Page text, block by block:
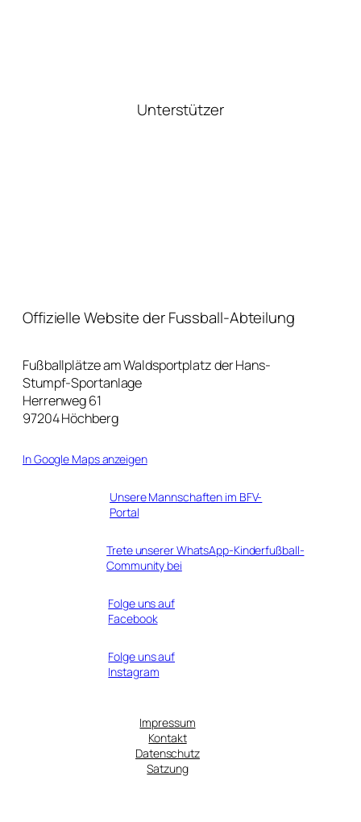
Unterstützer
Offizielle Website der Fussball-Abteilung
Fußballplätze am Waldsportplatz der Hans-
Stumpf-Sportanlage
Herrenweg 61
97204 Höchberg
In Google Maps anzeigen
Unsere Mannschaften im BFV-
Portal
Trete unserer WhatsApp-Kinderfußball-
Community bei
Folge uns auf
Facebook
Folge uns auf
Instagram
Impressum
Kontakt
Datenschutz
Satzung